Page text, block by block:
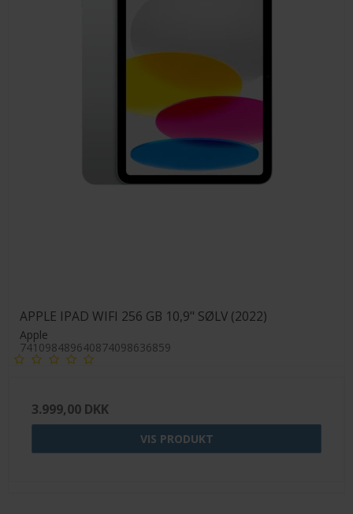
APPLE IPAD WIFI 256 GB 10,9" SØLV (2022)
Apple
741098489640874098636859
3.999,00 DKK
VIS PRODUKT